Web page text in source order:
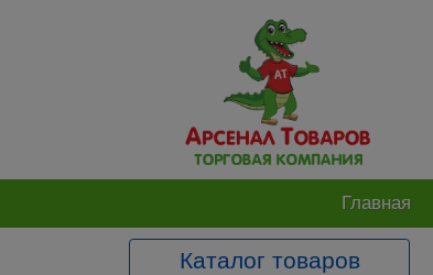
Главная
Каталог товаров